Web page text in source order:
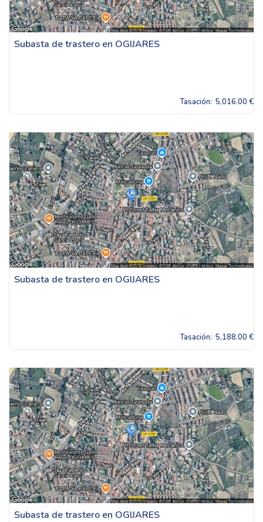
Subasta de trastero en OGIJARES
Tasación: 5,016.00 €
Subasta de trastero en OGIJARES
Tasación: 5,188.00 €
Subasta de trastero en OGIJARES